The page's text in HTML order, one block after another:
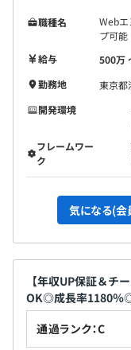
職種名
Webエ
プ可能
給与
500万
勤務地
東京都
開発環境
フレームワー
ク
気になる(会
【年収UP保証＆
OK◎成長率1180％
通過ランク：C